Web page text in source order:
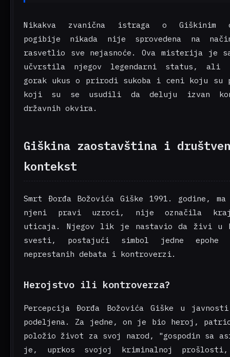
Nikakva zvanična istraga o Giškinim
pogibije nikada nije sprovedena na
rasvetlio sve nejasnoće. Ova misterija je
učvrstila njegov legendarni status,
gorak ukus o prirodi sukoba i ceni koju su
koji su se usudili da deluju izvan
državnih okvira.
Giškina zaostavština i
kontekst
Smrt Đorđa Božovića Giške 1991. godine,
njeni pravi uzroci, nije označila kraj
uticaja. Njegov lik je nastavio da živi u
svesti, postajući simbol jedne epohe
neprestanih debata i kontroverzi.
Herojstvo ili kontroverza?
Percepcija Đorđa Božovića Giške u
podeljena. Za jedne, on je bio heroj,
položio život za svoj narod, "gospodin sa
je, uprkos svojoj kriminalnoj prošlosti,